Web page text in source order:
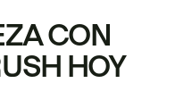
CON
HOY